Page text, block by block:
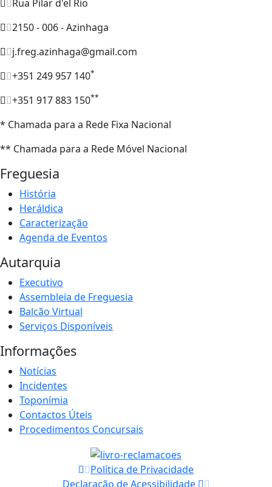
Rua Pilar d'el Rio
2150 - 006 - Azinhaga
j.freg.azinhaga@gmail.com
+351 249 957 140*
+351 917 883 150**
* Chamada para a Rede Fixa Nacional
** Chamada para a Rede Móvel Nacional
Freguesia
História
Heráldica
Caracterização
Agenda de Eventos
Autarquia
Executivo
Assembleia de Freguesia
Balcão Virtual
Serviços Disponíveis
Informações
Notícias
Incidentes
Toponímia
Contactos Úteis
Procedimentos Concursais
Política de Privacidade
Declaração de Acessibilidade